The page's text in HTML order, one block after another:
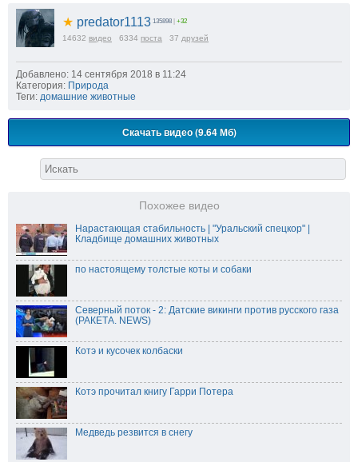
★ predator1113 135898 | +32
14632 видео 6334 поста 37 друзей
Добавлено: 14 сентября 2018 в 11:24
Категория: Природа
Теги: домашние животные
Скачать видео (9.64 Мб)
Похожее видео
Нарастающая стабильность | "Уральский спецкор" |
Кладбище домашних животных
по настоящему толстые коты и собаки
Северный поток - 2: Датские викинги против русского газа
(РАКЕТА. NEWS)
Котэ и кусочек колбаски
Котэ прочитал книгу Гарри Потера
Медведь резвится в снегу